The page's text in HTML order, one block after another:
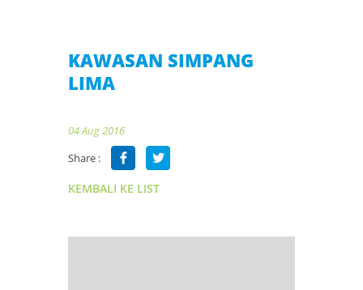
KAWASAN SIMPANG
LIMA
04 Aug 2016
Share :
KEMBALI KE LIST